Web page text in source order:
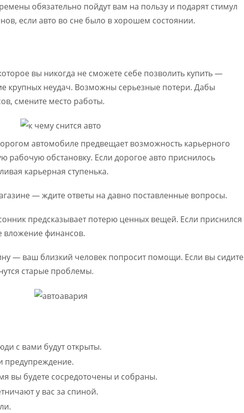
обязательно пойдут вам на пользу и подарят стимул
если авто во сне было в хорошем состоянии.
вы никогда не сможете себе позволить купить —
крупных неудач. Возможны серьезные потери. Дабы
смените место работы.
автомобиле предвещает возможность карьерного
рабочую обстановку. Если дорогое авто приснилось
карьерная ступенька.
— ждите ответы на давно поставленные вопросы.
предсказывает потерю ценных вещей. Если приснился
вложение финансов.
— ваш близкий человек попросит помощи. Если вы сидите
старые проблемы.
с вами будут открыты.
предупреждение.
вы будете сосредоточены и собраны.
у вас за спиной.